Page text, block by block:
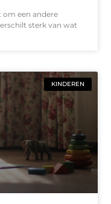
om een andere
sterk van wat
KINDEREN